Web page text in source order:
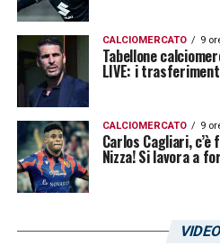
19 Asamoah
22 Lykogiannis
23 Ceppitelli
24 Rugani
CALCIOMERCATO 9
Tabellone
LIVE: i
CALCIOMERCATO 9
Carlos Cagliari,
Nizza! Si lavora a